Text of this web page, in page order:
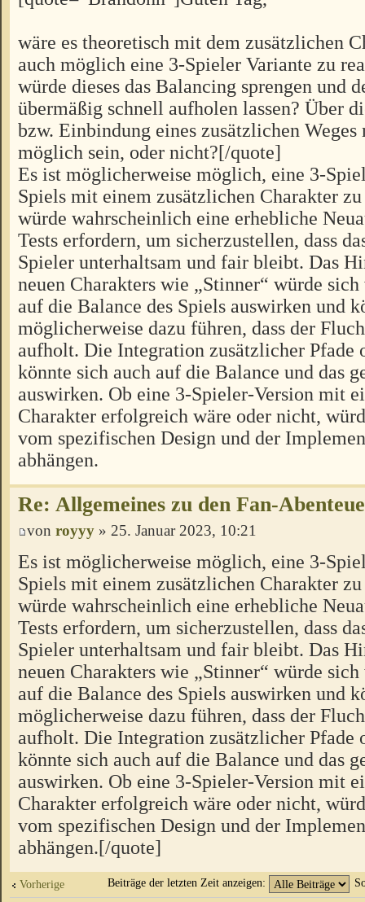
wäre es theoretisch mit dem zusätzlichen
auch möglich eine 3-Spieler Variante zu
würde dieses das Balancing sprengen und
übermäßig schnell aufholen lassen? Über
bzw. Einbindung eines zusätzlichen Weges
möglich sein, oder nicht?[/quote]
Es ist möglicherweise möglich, eine 3-
Spiels mit einem zusätzlichen Charakter
würde wahrscheinlich eine erhebliche
Tests erfordern, um sicherzustellen, dass
Spieler unterhaltsam und fair bleibt. Das
neuen Charakters wie „Stinner“ würde
auf die Balance des Spiels auswirken und
möglicherweise dazu führen, dass der
aufholt. Die Integration zusätzlicher Pfade
könnte sich auch auf die Balance und das
auswirken. Ob eine 3-Spieler-Version mit
Charakter erfolgreich wäre oder nicht,
vom spezifischen Design und der
abhängen.
Re: Allgemeines zu den Fan-
von royyy » 25. Januar 2023, 10:21
Es ist möglicherweise möglich, eine 3-
Spiels mit einem zusätzlichen Charakter
würde wahrscheinlich eine erhebliche
Tests erfordern, um sicherzustellen, dass
Spieler unterhaltsam und fair bleibt. Das
neuen Charakters wie „Stinner“ würde
auf die Balance des Spiels auswirken und
möglicherweise dazu führen, dass der
aufholt. Die Integration zusätzlicher Pfade
könnte sich auch auf die Balance und das
auswirken. Ob eine 3-Spieler-Version mit
Charakter erfolgreich wäre oder nicht,
vom spezifischen Design und der
abhängen.[/quote]
Vorherige Beiträge der letzten Zeit anzeigen: